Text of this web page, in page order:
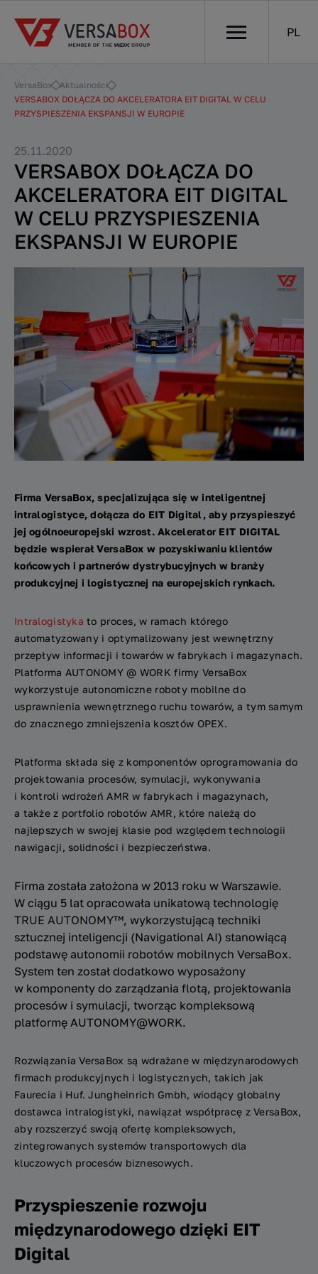
PL
VersaBox
Aktualności
VERSABOX DOŁĄCZA DO AKCELERATORA EIT DIGITAL W CELU
PRZYSPIESZENIA EKSPANSJI W EUROPIE
25.11.2020
VERSABOX DOŁĄCZA DO
AKCELERATORA EIT DIGITAL
W CELU PRZYSPIESZENIA
EKSPANSJI W EUROPIE
Firma VersaBox, specjalizująca się w inteligentnej
intralogistyce, dołącza do EIT Digital, aby przyspieszyć
jej ogólnoeuropejski wzrost. Akcelerator EIT DIGITAL
będzie wspierał VersaBox w pozyskiwaniu klientów
końcowych i partnerów dystrybucyjnych w branży
produkcyjnej i logistycznej na europejskich rynkach.
Intralogistykato proces, w ramach którego
automatyzowany i optymalizowany jest wewnętrzny
przepływ informacji i towarów w fabrykach i magazynach.
Platforma AUTONOMY @ WORK firmy VersaBox
wykorzystuje autonomiczne roboty mobilne do
usprawnienia wewnętrznego ruchu towarów, a tym samym
do znacznego zmniejszenia kosztów OPEX.
Platforma składa się z komponentów oprogramowania do
projektowania procesów, symulacji, wykonywania
i kontroli wdrożeń AMR w fabrykach i magazynach,
a także z portfolio robotów AMR, które należą do
najlepszych w swojej klasie pod względem technologii
nawigacji, solidności i bezpieczeństwa.
Firma została założona w 2013 roku w Warszawie.
W ciągu 5 lat opracowała unikatową technologię
TRUE AUTONOMY™, wykorzystującą techniki
sztucznej inteligencji (Navigational AI) stanowiącą
podstawę autonomii robotów mobilnych VersaBox.
System ten został dodatkowo wyposażony
w komponenty do zarządzania flotą, projektowania
procesów i symulacji, tworząc kompleksową
platformę AUTONOMY@WORK.
Rozwiązania VersaBox są wdrażane w międzynarodowych
firmach produkcyjnych i logistycznych, takich jak
Faurecia i Huf. Jungheinrich Gmbh, wiodący globalny
dostawca intralogistyki, nawiązał współpracę z VersaBox,
aby rozszerzyć swoją ofertę kompleksowych,
zintegrowanych systemów transportowych dla
kluczowych procesów biznesowych.
Przyspieszenie rozwoju
międzynarodowego dzięki EIT
Digital